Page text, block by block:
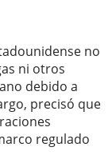
no
ni otros
debido a
precisó que
regulado